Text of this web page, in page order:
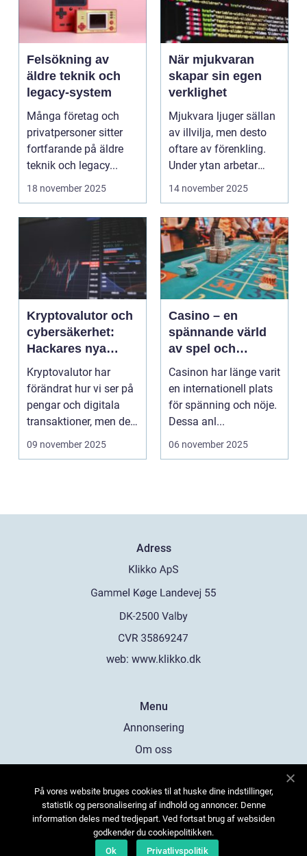
Felsökning av
äldre teknik och
legacy-system
Många företag och
privatpersoner sitter
fortfarande på äldre
teknik och legacy...
18 november 2025
När mjukvaran
skapar sin egen
verklighet
Mjukvara ljuger sällan
av illvilja, men desto
oftare av förenkling.
Under ytan arbetar
pro...
14 november 2025
Kryptovalutor och
cybersäkerhet:
Hackares nya
lekplats
Kryptovalutor har
förändrat hur vi ser på
pengar och digitala
transaktioner, men de
...
09 november 2025
Casino – en
spännande värld
av spel och
underhållning
Casinon har länge varit
en internationell plats
för spänning och nöje.
Dessa anl...
06 november 2025
Adress
web: www.klikko.dk
Menu
Annonsering
Om oss
Kontakta oss
Sitemap
På vores website bruges cookies til at huske dine indstillinger,
statistik og personalisering af indhold og annoncer. Denne
information deles med tredjepart. Ved fortsat brug af websiden
godkender du cookiepolitikken.
Ok
Privatlivspolitik